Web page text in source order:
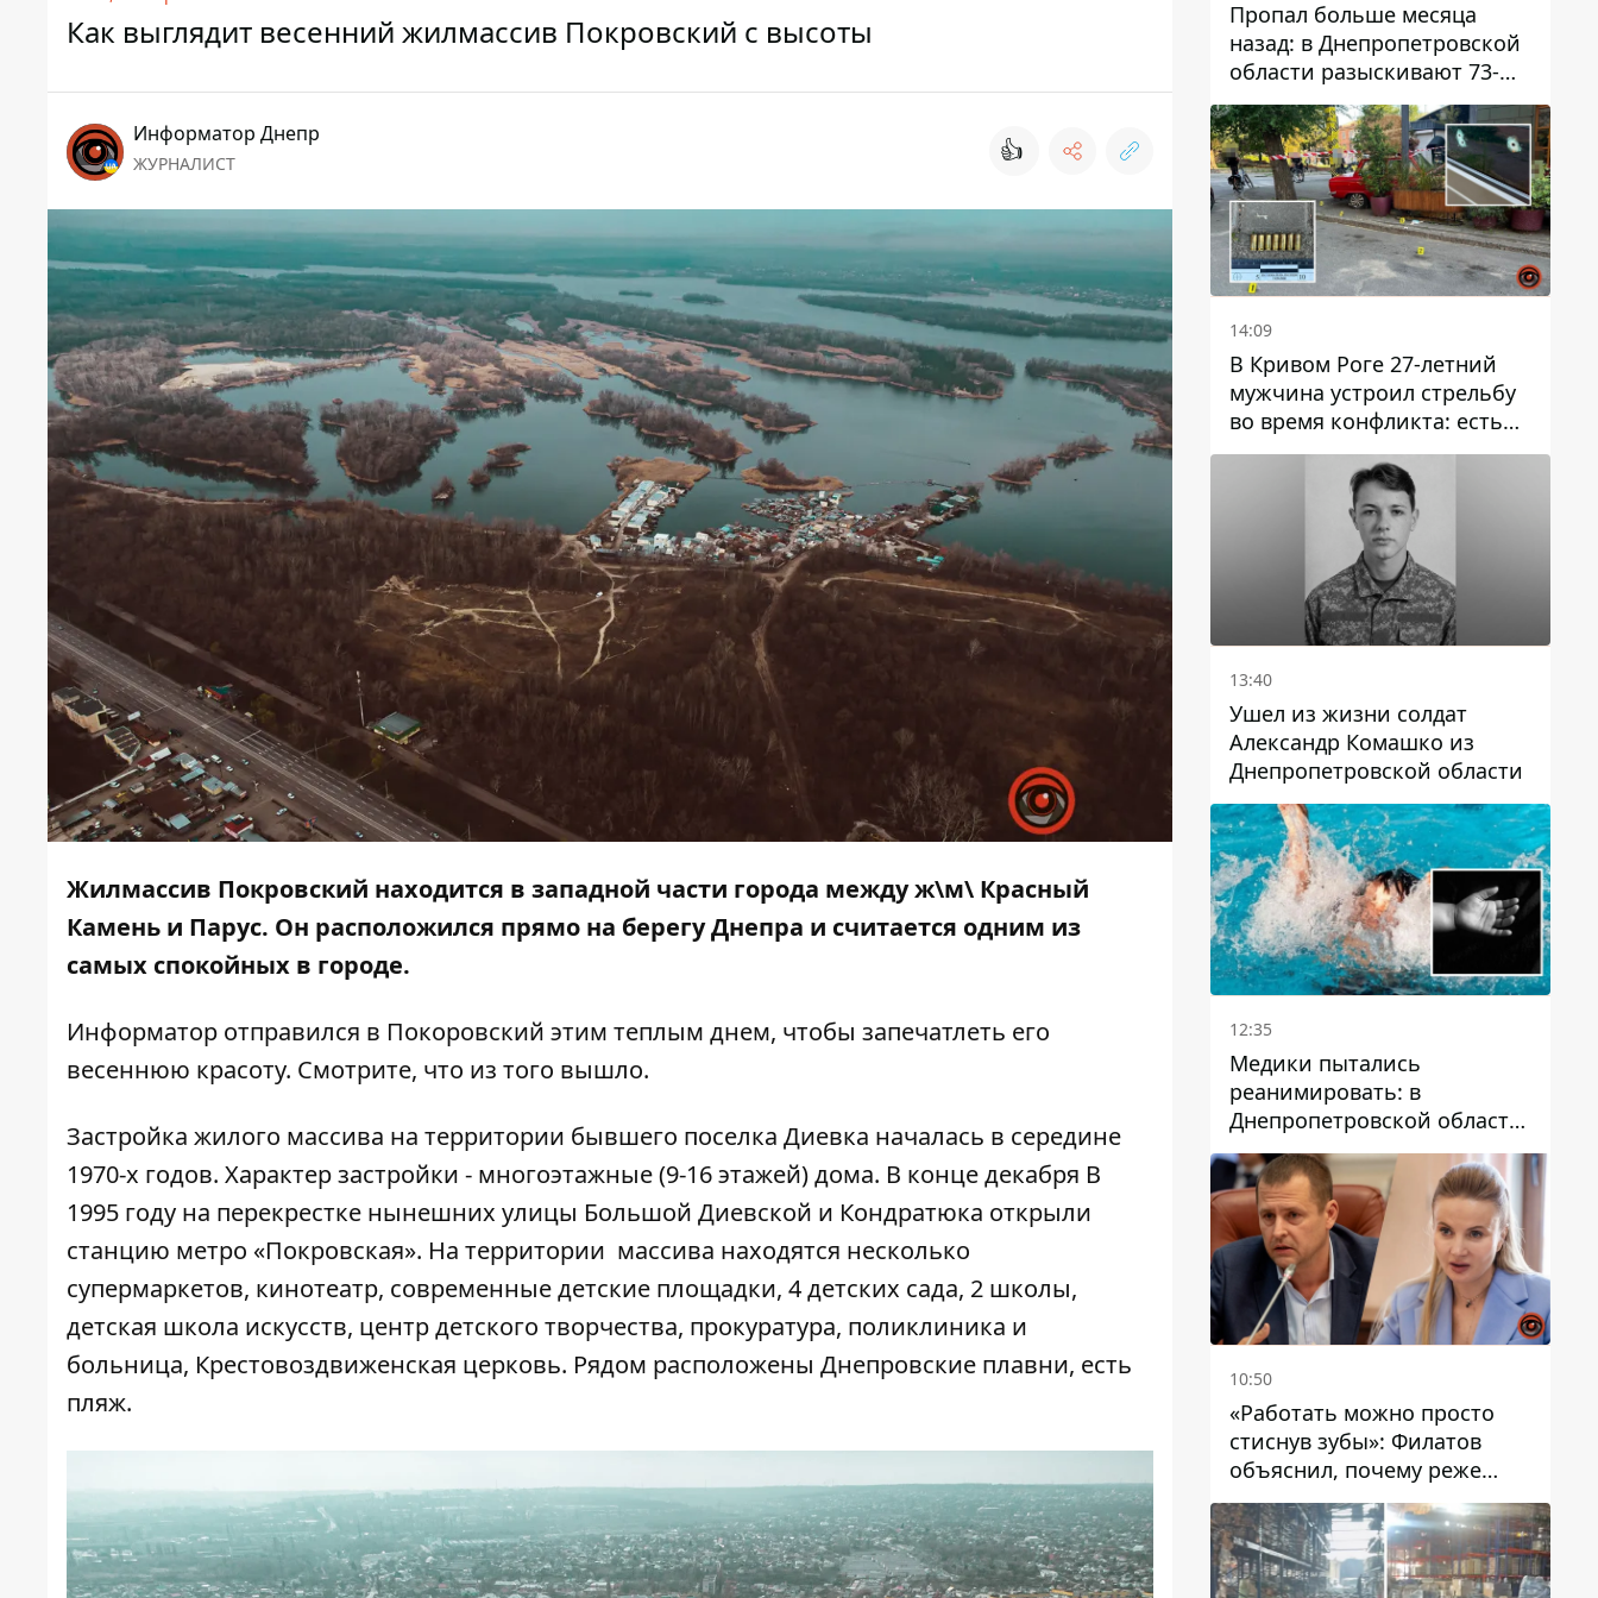
Как выглядит весенний жилмассив Покровский с высоты
Информатор Днепр
ЖУРНАЛИСТ 👍
Жилмассив Покровский находится в западной части города между ж\м\ Красный
Камень и Парус. Он расположился прямо на берегу Днепра и считается одним из
самых спокойных в городе.
Информатор отправился в Покоровский этим теплым днем, чтобы запечатлеть его
весеннюю красоту. Смотрите, что из того вышло.
Застройка жилого массива на территории бывшего поселка Диевка началась в середине
1970-х годов. Характер застройки - многоэтажные (9-16 этажей) дома. В конце декабря В
1995 году на перекрестке нынешних улицы Большой Диевской и Кондратюка открыли
станцию метро «Покровская». На территории массива находятся несколько
супермаркетов, кинотеатр, современные детские площадки, 4 детских сада, 2 школы,
детская школа искусств, центр детского творчества, прокуратура, поликлиника и
больница, Крестовоздвиженская церковь. Рядом расположены Днепровские плавни, есть
пляж.
Пропал больше месяца
назад: в Днепропетровской
области разыскивают 73-
летнего мужчину
14:09
В Кривом Роге 27-летний
мужчина устроил стрельбу
во время конфликта: есть
раненый
13:40
Ушел из жизни солдат
Александр Комашко из
Днепропетровской области
12:35
Медики пытались
реанимировать: в
Днепропетровской области
двухлетний мальчик утонул
в бассейне
10:50
«Работать можно просто
стиснув зубы»: Филатов
объяснил, почему реже
пишет в соцсетях и
раскритиковал медийность
чиновников